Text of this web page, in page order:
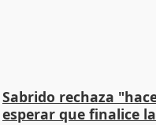
Sabrido rechaza
esperar que finalice